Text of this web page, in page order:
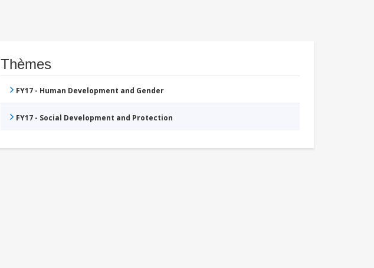
Thèmes
FY17 - Human Development and Gender
FY17 - Social Development and Protection